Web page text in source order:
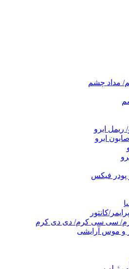
مداد چشم
ریمل ابرو
ابرو
پودر فیکس
کانتور
سی سی کرم/ دی دی کرم
و موس آرایشی